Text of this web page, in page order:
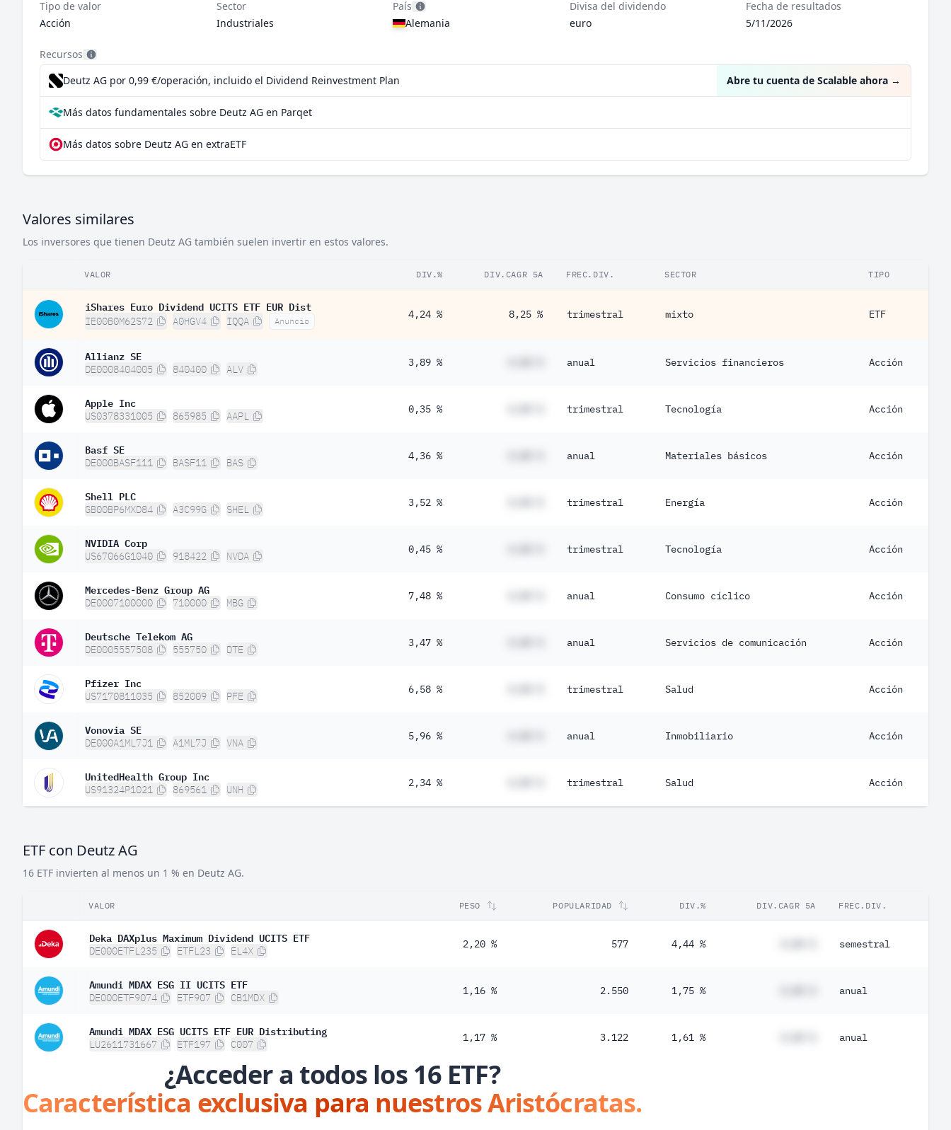
Tipo de valor
Acción
Sector
Industriales
País
Alemania
Divisa del dividendo
euro
Fecha de resultados
5/11/2026
Recursos
Deutz AG por 0,99 €/operación, incluido el Dividend Reinvestment Plan
Abre tu cuenta de Scalable ahora →
Más datos fundamentales sobre Deutz AG en Parqet
Más datos sobre Deutz AG en extraETF
Valores similares
Los inversores que tienen Deutz AG también suelen invertir en estos valores.
VALOR DIV.% DIV.CAGR 5A FREC.DIV. SECTOR TIPO
iShares Euro Dividend UCITS ETF EUR Dist
IE00B0M62S72 A0HGV4 IQQA Anuncio
4,24 % 8,25 % trimestral mixto ETF
Allianz SE
DE0008404005 840400 ALV
3,89 % anual Servicios financieros Acción
Apple Inc
US0378331005 865985 AAPL
0,35 % trimestral Tecnología Acción
Basf SE
DE000BASF111 BASF11 BAS
4,36 % anual Materiales básicos Acción
Shell PLC
GB00BP6MXD84 A3C99G SHEL
3,52 % trimestral Energía Acción
NVIDIA Corp
US67066G1040 918422 NVDA
0,45 % trimestral Tecnología Acción
Mercedes-Benz Group AG
DE0007100000 710000 MBG
7,48 % anual Consumo cíclico Acción
Deutsche Telekom AG
DE0005557508 555750 DTE
3,47 % anual Servicios de comunicación Acción
Pfizer Inc
US7170811035 852009 PFE
6,58 % trimestral Salud Acción
Vonovia SE
DE000A1ML7J1 A1ML7J VNA
5,96 % anual Inmobiliario Acción
UnitedHealth Group Inc
US91324P1021 869561 UNH
2,34 % trimestral Salud Acción
ETF con Deutz AG
16 ETF invierten al menos un 1 % en Deutz AG.
VALOR PESO POPULARIDAD DIV.% DIV.CAGR 5A FREC.DIV.
Deka DAXplus Maximum Dividend UCITS ETF
DE000ETFL235 ETFL23 EL4X
2,20 % 577 4,44 % semestral
Amundi MDAX ESG II UCITS ETF
DE000ETF9074 ETF907 CB1MDX
1,16 % 2.550 1,75 % anual
Amundi MDAX ESG UCITS ETF EUR Distributing
LU2611731667 ETF197 C007
1,17 % 3.122 1,61 % anual
¿Acceder a todos los 16 ETF?
Característica exclusiva para nuestros Aristócratas.